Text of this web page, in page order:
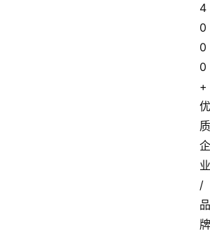
4
0
0
0
+
优
质
企
业
/
品
牌